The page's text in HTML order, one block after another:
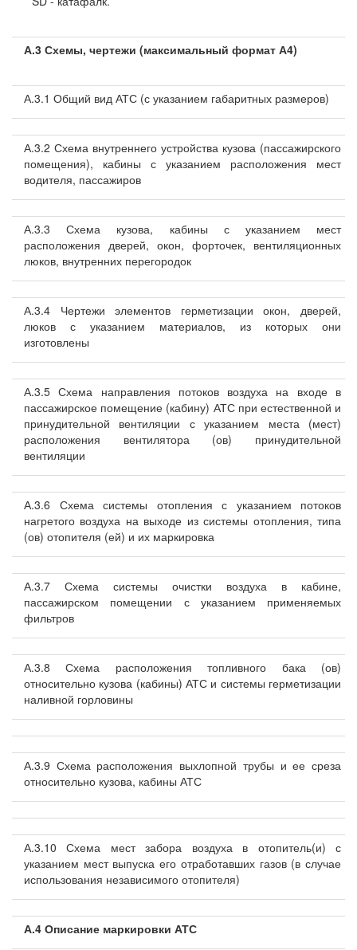
А.3 Схемы, чертежи (максимальный формат А4)
А.3.1 Общий вид АТС (с указанием габаритных размеров)
А.3.2 Схема внутреннего устройства кузова (пассажирского
помещения), кабины с указанием расположения мест
водителя, пассажиров
А.3.3 Схема кузова, кабины с указанием мест
расположения дверей, окон, форточек, вентиляционных
люков, внутренних перегородок
А.3.4 Чертежи элементов герметизации окон, дверей,
люков с указанием материалов, из которых они
изготовлены
А.3.5 Схема направления потоков воздуха на входе в
пассажирское помещение (кабину) АТС при естественной и
принудительной вентиляции с указанием места (мест)
расположения вентилятора (ов) принудительной
вентиляции
А.3.6 Схема системы отопления с указанием потоков
нагретого воздуха на выходе из системы отопления, типа
(ов) отопителя (ей) и их маркировка
А.3.7 Схема системы очистки воздуха в кабине,
пассажирском помещении с указанием применяемых
фильтров
А.3.8 Схема расположения топливного бака (ов)
относительно кузова (кабины) АТС и системы герметизации
наливной горловины
А.3.9 Схема расположения выхлопной трубы и ее среза
относительно кузова, кабины АТС
А.3.10 Схема мест забора воздуха в отопитель(и) с
указанием мест выпуска его отработавших газов (в случае
использования независимого отопителя)
А.4 Описание маркировки АТС